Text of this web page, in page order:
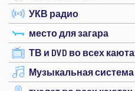
УКВ радио
место для загара
ТВ и DVD во всех
Музыкальная